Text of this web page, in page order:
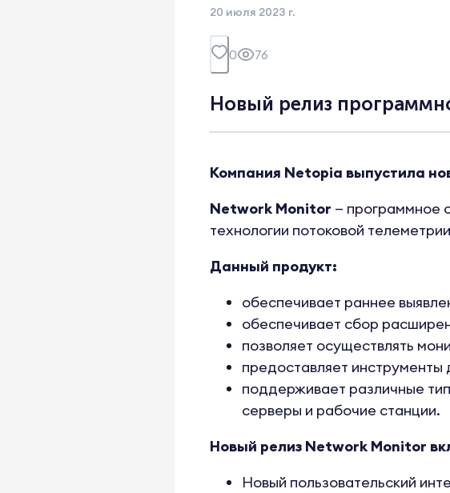
20 июля 2023 г.
0 76
Новый релиз
Компания Netopia выпустила
Network Monitor — программное
технологии потоковой
Данный продукт:
обеспечивает раннее
обеспечивает сбор
позволяет осуществлять
предоставляет инструменты
поддерживает различные
серверы и рабочие станции.
Новый релиз Network Monitor
Новый пользовательский